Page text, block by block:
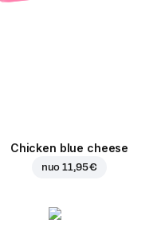
Chicken blue cheese
nuo11,95 €